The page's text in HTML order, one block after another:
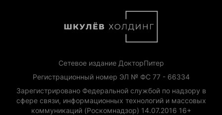
Сетевое издание ДокторПитер
Регистрационный номер ЭЛ № ФС 77 - 66334
Зарегистрировано Федеральной службой по надзору в
сфере связи, информационных технологий и массовых
коммуникаций (Роскомнадзор) 14.07.2016 16+